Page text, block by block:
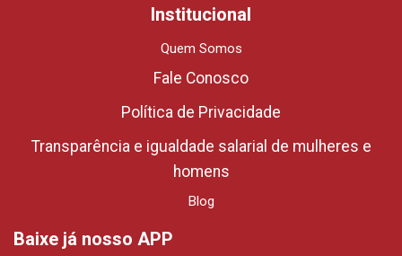
Institucional
Quem Somos
Fale Conosco
Política de Privacidade
Transparência e igualdade salarial de mulheres e
homens
Blog
Baixe já nosso APP